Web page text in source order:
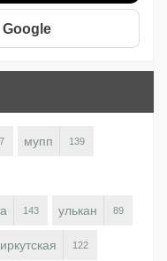
Google
мупп 139
143 улькан 89
иркутская 122